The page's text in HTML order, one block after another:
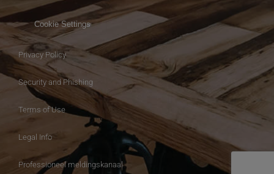
Cookie Settings
Privacy Policy
Security and Phishing
Terms of Use
Legal Info
Professioneel meldingskanaal